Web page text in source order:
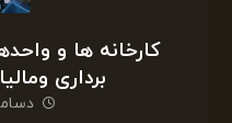
کارخانه ها و
برداری
دسامبر ۱۸,